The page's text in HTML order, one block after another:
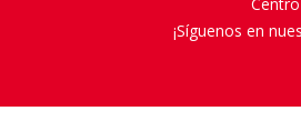
¡Síguenos en